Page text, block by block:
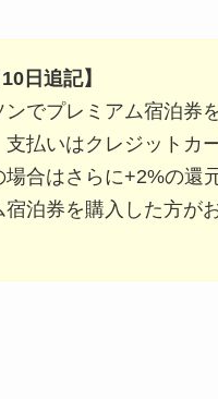
日追記】
でプレミアム宿泊券
支払いはクレジットカ
場合はさらに+2%の還
宿泊券を購入した方が